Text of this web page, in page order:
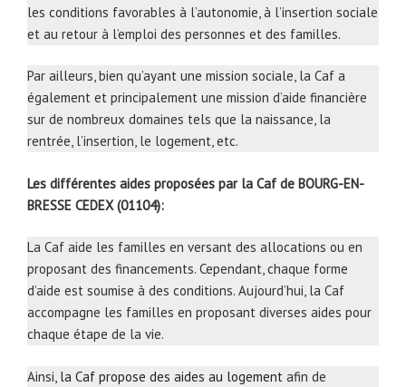
les conditions favorables à l’autonomie, à l’insertion sociale
et au retour à l’emploi des personnes et des familles.
Par ailleurs, bien qu’ayant une mission sociale, la Caf a
également et principalement une mission d’aide financière
sur de nombreux domaines tels que la naissance, la
rentrée, l’insertion, le logement, etc.
Les différentes aides proposées par la Caf de BOURG-EN-
BRESSE CEDEX (01104):
La Caf aide les familles en versant des allocations ou en
proposant des financements. Cependant, chaque forme
d’aide est soumise à des conditions. Aujourd’hui, la Caf
accompagne les familles en proposant diverses aides pour
chaque étape de la vie.
Ainsi, la Caf propose des aides au logement afin de